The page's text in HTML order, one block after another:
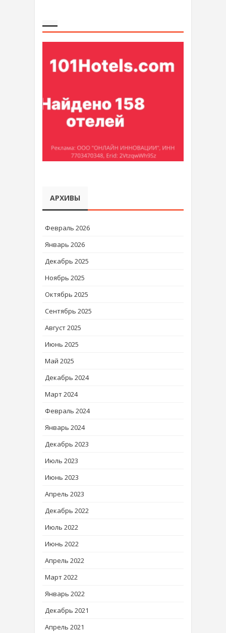
АРХИВЫ
Февраль 2026
Январь 2026
Декабрь 2025
Ноябрь 2025
Октябрь 2025
Сентябрь 2025
Август 2025
Июнь 2025
Май 2025
Декабрь 2024
Март 2024
Февраль 2024
Январь 2024
Декабрь 2023
Июль 2023
Июнь 2023
Апрель 2023
Декабрь 2022
Июль 2022
Июнь 2022
Апрель 2022
Март 2022
Январь 2022
Декабрь 2021
Апрель 2021